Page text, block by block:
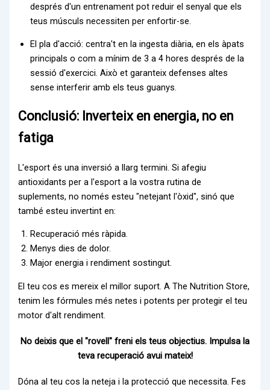
després d'un entrenament pot reduir el senyal que els
teus músculs necessiten per enfortir-se.
El pla d'acció: centra't en la ingesta diària, en els àpats
principals o com a mínim de 3 a 4 hores després de la
sessió d'exercici. Això et garanteix defenses altes
sense interferir amb els teus guanys.
Conclusió: Inverteix en energia, no en
fatiga
L'esport és una inversió a llarg termini. Si afegiu
antioxidants per a l'esport a la vostra rutina de
suplements, no només esteu "netejant l'òxid", sinó que
també esteu invertint en:
Recuperació més ràpida.
Menys dies de dolor.
Major energia i rendiment sostingut.
El teu cos es mereix el millor suport. A The Nutrition Store,
tenim les fórmules més netes i potents per protegir el teu
motor d'alt rendiment.
No deixis que el "rovell" freni els teus objectius. Impulsa la
teva recuperació avui mateix!
Dóna al teu cos la neteja i la protecció que necessita. Fes